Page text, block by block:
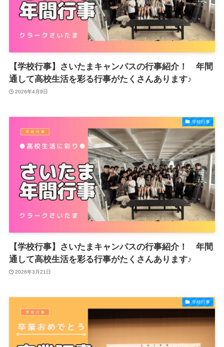
【学校行事】さいたまキャンパスの行事紹介！ 年間
通して高校生活を彩る行事がたくさんあります♪
2026年4月9日
学校行事
【学校行事】さいたまキャンパスの行事紹介！ 年間
通して高校生活を彩る行事がたくさんあります♪
2026年3月21日
学校行事